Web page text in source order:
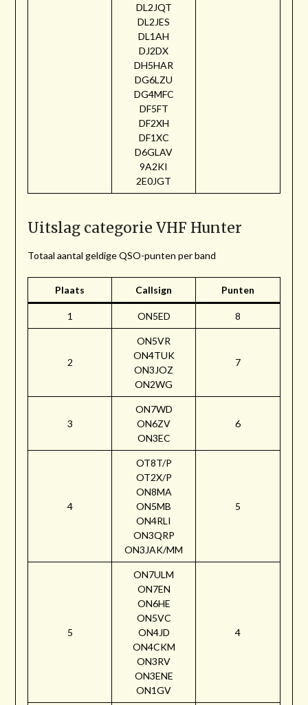
DL2JQT
DL2JES
DL1AH
DJ2DX
DH5HAR
DG6LZU
DG4MFC
DF5FT
DF2XH
DF1XC
D6GLAV
9A2KI
2E0JGT
Uitslag categorie VHF Hunter
Totaal aantal geldige QSO-punten per band
Plaats Callsign Punten
1 ON5ED 8
2
ON5VR
ON4TUK
ON3JOZ
ON2WG
7
3
ON7WD
ON6ZV
ON3EC
6
4
OT8T/P
OT2X/P
ON8MA
ON5MB
ON4RLI
ON3QRP
ON3JAK/MM
5
5
ON7ULM
ON7EN
ON6HE
ON5VC
ON4JD
ON4CKM
ON3RV
ON3ENE
ON1GV
4